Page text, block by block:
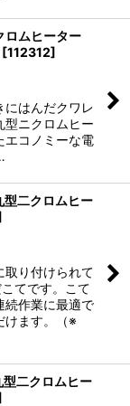
ムヒーター
[112312]
にはんだクワレ
型ニクロムヒー
エコノミーな電
二クロムヒー
取り付けられて
てです。こて
続作業に最適で
けます。（※
二クロムヒー